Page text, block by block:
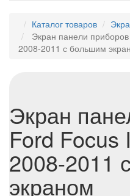
Каталог товаров
Экран панели
2008-2011 с большим
Экран
Ford Focus
2008-2011
экраном